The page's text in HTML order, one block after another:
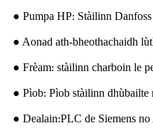
● Pumpa HP: Stàilinn
● Aonad ath-bheothachaidh
● Frèam: stàilinn charboin le
● Pìob: Pìob stàilinn dhùbailte
● Dealain:PLC de Siemens